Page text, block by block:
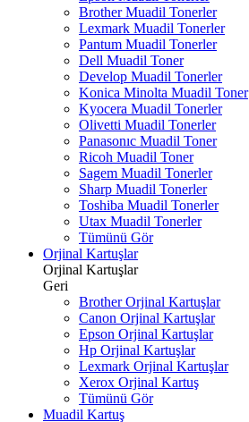
Brother Muadil Tonerler
Lexmark Muadil Tonerler
Pantum Muadil Tonerler
Dell Muadil Toner
Develop Muadil Tonerler
Konica Minolta Muadil Toner
Kyocera Muadil Tonerler
Olivetti Muadil Tonerler
Panasonıc Muadil Toner
Ricoh Muadil Toner
Sagem Muadil Tonerler
Sharp Muadil Tonerler
Toshiba Muadil Tonerler
Utax Muadil Tonerler
Tümünü Gör
Orjinal Kartuşlar
Orjinal Kartuşlar
Geri
Brother Orjinal Kartuşlar
Canon Orjinal Kartuşlar
Epson Orjinal Kartuşlar
Hp Orjinal Kartuşlar
Lexmark Orjinal Kartuşlar
Xerox Orjinal Kartuş
Tümünü Gör
Muadil Kartuş